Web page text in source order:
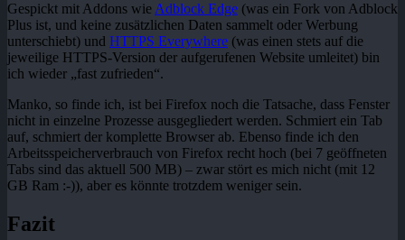
Gespickt mit Addons wie Adblock Edge (was ein Fork von Adblock
Plus ist, und keine zusätzlichen Daten sammelt oder Werbung
unterschiebt) und HTTPS Everywhere (was einen stets auf die
jeweilige HTTPS-Version der aufgerufenen Website umleitet) bin
ich wieder „fast zufrieden“.
Manko, so finde ich, ist bei Firefox noch die Tatsache, dass Fenster
nicht in einzelne Prozesse ausgegliedert werden. Schmiert ein Tab
auf, schmiert der komplette Browser ab. Ebenso finde ich den
Arbeitsspeicherverbrauch von Firefox recht hoch (bei 7 geöffneten
Tabs sind das aktuell 500 MB) – zwar stört es mich nicht (mit 12
GB Ram :-)), aber es könnte trotzdem weniger sein.
Fazit